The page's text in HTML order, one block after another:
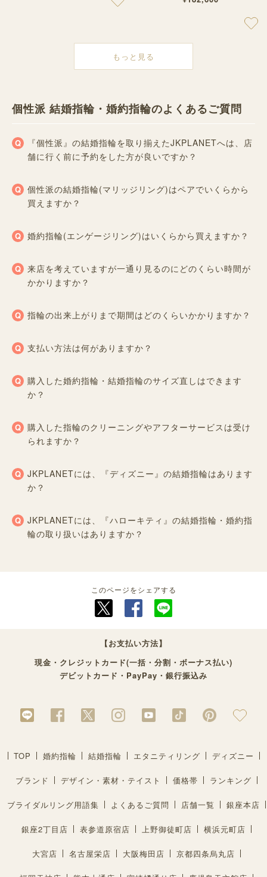
もっと見る
個性派 結婚指輪・婚約指輪のよくあるご質問
『個性派』の結婚指輪を取り揃えたJKPLANETへは、店
舗に行く前に予約をした方が良いですか？
個性派の結婚指輪(マリッジリング)はペアでいくらから
買えますか？
婚約指輪(エンゲージリング)はいくらから買えますか？
来店を考えていますが一通り見るのにどのくらい時間が
かかりますか？
指輪の出来上がりまで期間はどのくらいかかりますか？
支払い方法は何がありますか？
購入した婚約指輪・結婚指輪のサイズ直しはできます
か？
購入した指輪のクリーニングやアフターサービスは受け
られますか？
JKPLANETには、『ディズニー』の結婚指輪はあります
か？
JKPLANETには、『ハローキティ』の結婚指輪・婚約指
輪の取り扱いはありますか？
このページをシェアする
【お支払い方法】
現金・クレジットカード(一括・分割・ボーナス払い)
デビットカード・PayPay・銀行振込み
TOP 婚約指輪 結婚指輪 エタニティリング ディズニー
ブランド デザイン・素材・テイスト 価格帯 ランキング
ブライダルリング用語集 よくあるご質問 店舗一覧 銀座本店
銀座2丁目店 表参道原宿店 上野御徒町店 横浜元町店
大宮店 名古屋栄店 大阪梅田店 京都四条烏丸店